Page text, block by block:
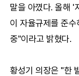
말을 아꼈다. 올해 '
이 자율규제를 준
중"이라고 밝혔다.
황성기 의장은 "한